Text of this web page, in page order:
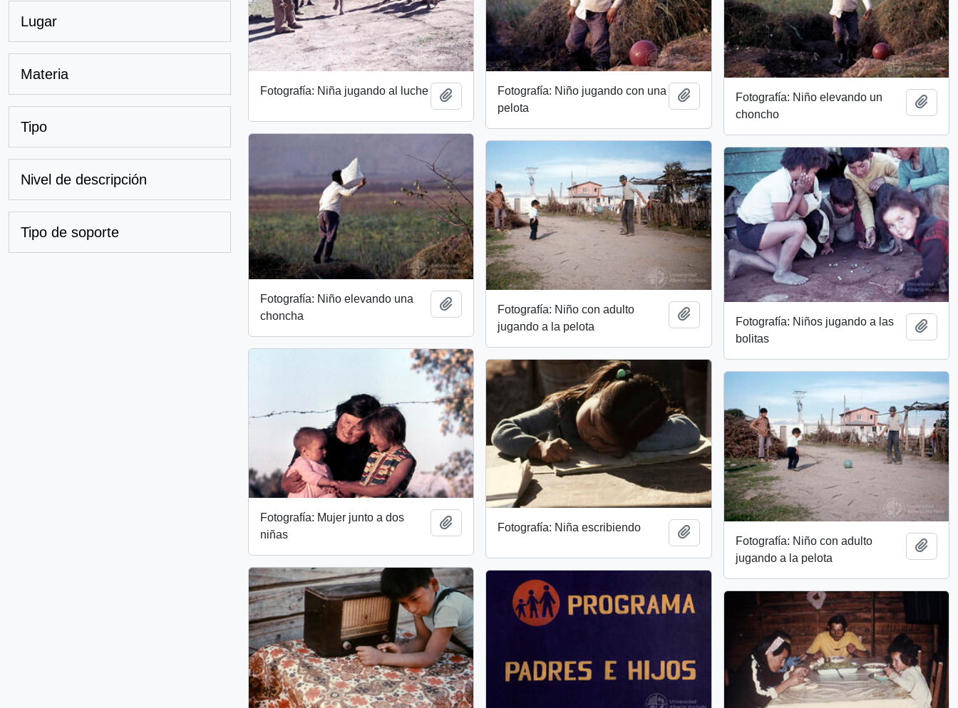
Lugar
Materia
Tipo
Nivel de descripción
Tipo de soporte
Fotografía: Niña jugando al luche Añadir al portapapeles
Fotografía: Niño jugando con una
pelota
Añadir al portapapeles
Fotografía: Niño elevando un
choncho
Fotografía: Niño elevando una
choncha
Añadir al portapapeles
Fotografía: Niño con adulto
jugando a la pelota
Añadir al portapapeles
Fotografía: Niños jugando a las
bolitas
Fotografía: Mujer junto a dos
niñas
Añadir al portapapeles
Fotografía: Niña escribiendo Añadir al portapapeles
Fotografía: Niño con adulto
jugando a la pelota